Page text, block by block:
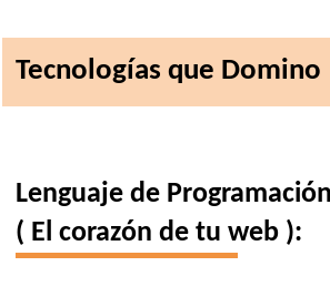
Tecnologías que Domino
Lenguaje de
( El corazón de tu web ):